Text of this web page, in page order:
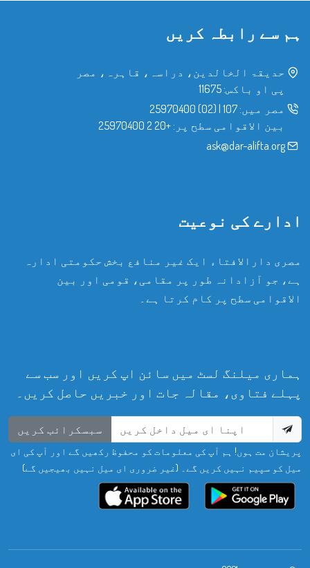
ہم سے رابطہ کریں
حدیقۃ الخالدین، دراسہ، قاہرہ، مصر
پی او باکس: 11675
مصر میں: 107
|
(02) 25970400
بین الاقوامی سطح پر: +20 2 25970400
ask@dar-alifta.org
ادارے کی نوعیت
مصری دارالافتاء ایک غیر منافع بخش حکومتی ادارہ
ہے، جو آزادانہ طور پر مقامی، قومی اور بین
الاقوامی سطح پر کام کرتا ہے۔
ہماری میلنگ لسٹ میں سائن اپ کریں اور سب سے
پہلے فتاوی، مقالہ جات اور خبریں حاصل کریں۔
سبسکرائب کریں
پریشان مت ہوں! ہم آپ کی معلومات کو محفوظ رکھیں گے اور آپ کی ای
میل کو سپیم نہیں کریں گے۔ (غیر ضروری ای میل نہیں بھیجیں گے)